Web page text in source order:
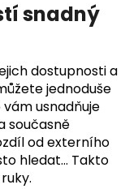
snadný
dostupnosti a
jednoduše
usnadňuje
současně
od externího
hledat… Takto